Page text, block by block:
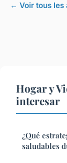
← Voir tous les
Hogar y
interesar
¿Qué
saludables